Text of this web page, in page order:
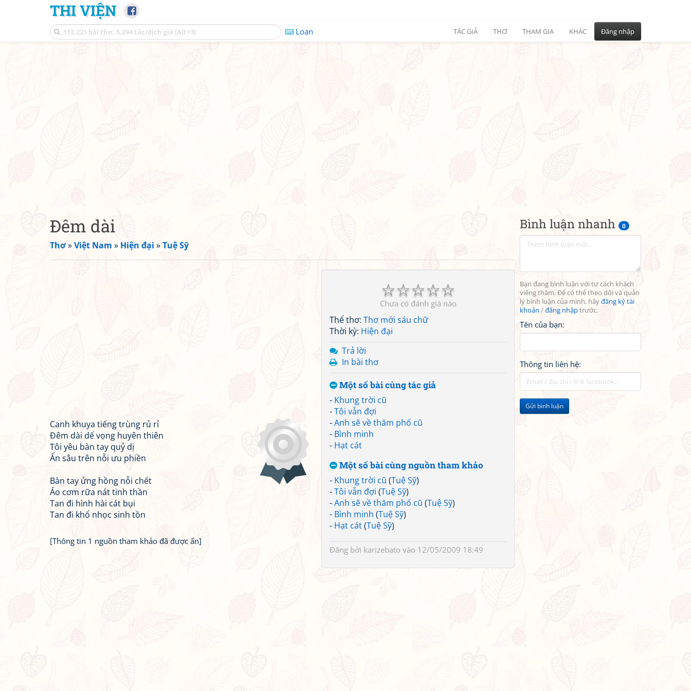
THI VIỆN
Loạn TÁC GIẢ THƠ THAM GIA KHÁC Đăng nhập
Bình luận nhanh 0
Bạn đang bình luận với tư cách khách
viếng thăm. Để có thể theo dõi và quản
lý bình luận của mình, hãyđăng ký tài
khoản /đăng nhậptrước.
Tên của bạn:
Thông tin liên hệ:
Gửi bình luận
Đêm dài
Thơ»Việt Nam » Hiện đại »Tuệ Sỹ
☆
☆
☆
☆
☆
Chưa có đánh giá nào
Thể thơ: Thơ mới sáu chữ
Thời kỳ: Hiện đại
Trả lời
In bài thơ
Một số bài cùng tác giả
- Khung trời cũ
-Tôi vẫn đợi
-Anh sẽ về thăm phố cũ
- Bình minh
- Hạt cát
Một số bài cùng nguồn tham khảo
- Khung trời cũ (Tuệ Sỹ)
-Tôi vẫn đợi (Tuệ Sỹ)
-Anh sẽ về thăm phố cũ (Tuệ Sỹ)
- Bình minh (Tuệ Sỹ)
- Hạt cát(Tuệ Sỹ)
Đăng bởi karizebato vào 12/05/2009 18:49
Canh khuya tiếng trùng rủ rỉ
Đêm dài dế vọng huyên thiên
Tôi yêu bàn tay quỷ dị
Ấn sâu trên nỗi ưu phiền
Bàn tay ửng hồng nỗi chết
Áo cơm rữa nát tinh thần
Tan đi hình hài cát bụi
Tan đi khổ nhọc sinh tồn
[Thông tin 1 nguồn tham khảo đã được ẩn]